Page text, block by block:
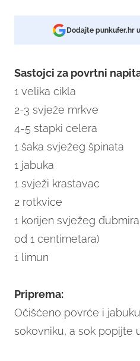
Dodajte punkufer.hr
Sastojci za povrtni
1 velika cikla
2-3 svježe mrkve
4-5 stapki celera
1 šaka svježeg špinata
1 jabuka
1 svježi krastavac
2 rotkvice
1 korijen svježeg
od 1 centimetara)
1 limun
Priprema:
Očišćeno povrće i
sokovniku, a sok popijte